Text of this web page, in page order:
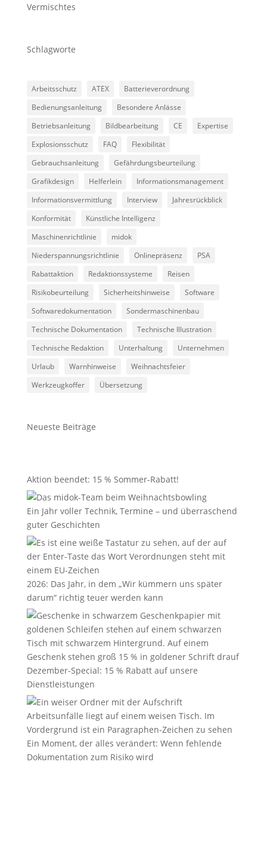
Vermischtes
Schlagworte
Arbeitsschutz ATEX
Batterieverordnung
Bedienungsanleitung
Besondere Anlässe
Betriebsanleitung
Bildbearbeitung CE
Expertise
Explosionsschutz
FAQ
Flexibilität
Gebrauchsanleitung
Gefährdungsbeurteilung
Grafikdesign
Helferlein
Informationsmanagement
Informationsvermittlung
Interview
Jahresrückblick
Konformität
Künstliche Intelligenz
Maschinenrichtlinie
midok
Niederspannungsrichtlinie
Onlinepräsenz
PSA
Rabattaktion
Redaktionssysteme
Reisen
Risikobeurteilung
Sicherheitshinweise
Software
Softwaredokumentation
Sondermaschinenbau
Technische Dokumentation
Technische Illustration
Technische Redaktion
Unterhaltung
Unternehmen
Urlaub
Warnhinweise
Weihnachtsfeier
Werkzeugkoffer
Übersetzung
Neueste Beiträge
Aktion beendet: 15 % Sommer-Rabatt!
Ein Jahr voller Technik, Termine – und überraschend
guter Geschichten
2026: Das Jahr, in dem „Wir kümmern uns später
darum“ richtig teuer werden kann
Dezember-Special: 15 % Rabatt auf unsere
Dienstleistungen
Ein Moment, der alles verändert: Wenn fehlende
Dokumentation zum Risiko wird